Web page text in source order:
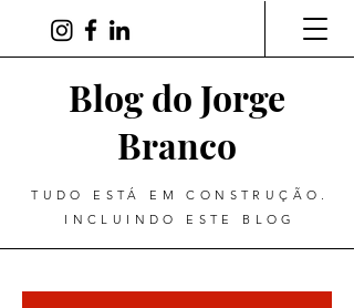
Blog do Jorge
Branco
TUDO ESTÁ EM CONSTRUÇÃO.
INCLUINDO ESTE BLOG